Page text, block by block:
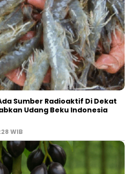
Sumber Radioaktif Di Dekat
Udang Beku Indonesia
WIB